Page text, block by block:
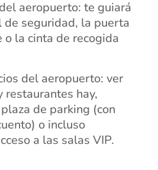
aeropuerto: te guiará
de seguridad, la puerta
o la cinta de recogida
del aeropuerto: ver
restaurantes hay,
de parking (con
o incluso
a las salas VIP.